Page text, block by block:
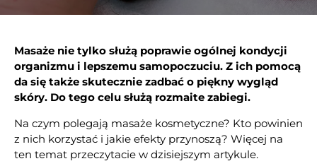
Masaże nie tylko służą poprawie ogólnej kondycji
organizmu i lepszemu samopoczuciu. Z ich pomocą
da się także skutecznie zadbać o piękny wygląd
skóry. Do tego celu służą rozmaite zabiegi.
Na czym polegają masaże kosmetyczne? Kto powinien
z nich korzystać i jakie efekty przynoszą? Więcej na
ten temat przeczytacie w dzisiejszym artykule.